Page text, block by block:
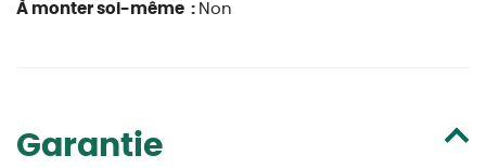
À monter soi-même : Non
Garantie